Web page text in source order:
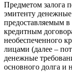
Предметом залога
эмитенту
предоставляемым
кредитным
необеспеченного
лицами (далее –
денежные
основного долга и